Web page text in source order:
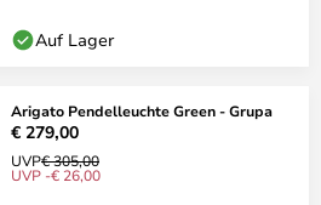
Auf Lager
Arigato Pendelleuchte Green - Grupa
€ 279,00
UVP€ 305,00
UVP -€ 26,00